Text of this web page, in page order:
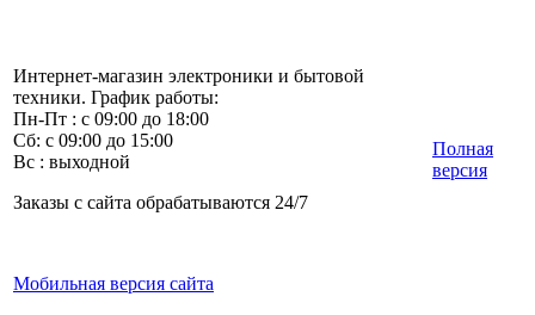
Интернет-магазин электроники и бытовой
техники. График работы:
Пн-Пт : с 09:00 до 18:00
Сб: с 09:00 до 15:00
Вс : выходной
Заказы с сайта обрабатываются 24/7
Мобильная версия сайта
Полная
версия